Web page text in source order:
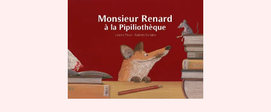
Tales and classics in french